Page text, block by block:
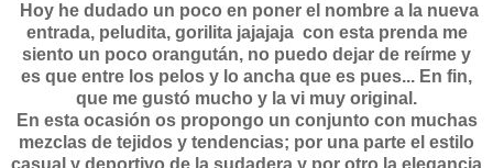
Hoy he dudado un poco en poner el nombre a la nueva
entrada, peludita, gorilita jajajaja con esta prenda me
siento un poco orangután, no puedo dejar de reírme y
es que entre los pelos y lo ancha que es pues... En fin,
que me gustó mucho y la vi muy original.
En esta ocasión os propongo un conjunto con muchas
mezclas de tejidos y tendencias; por una parte el estilo